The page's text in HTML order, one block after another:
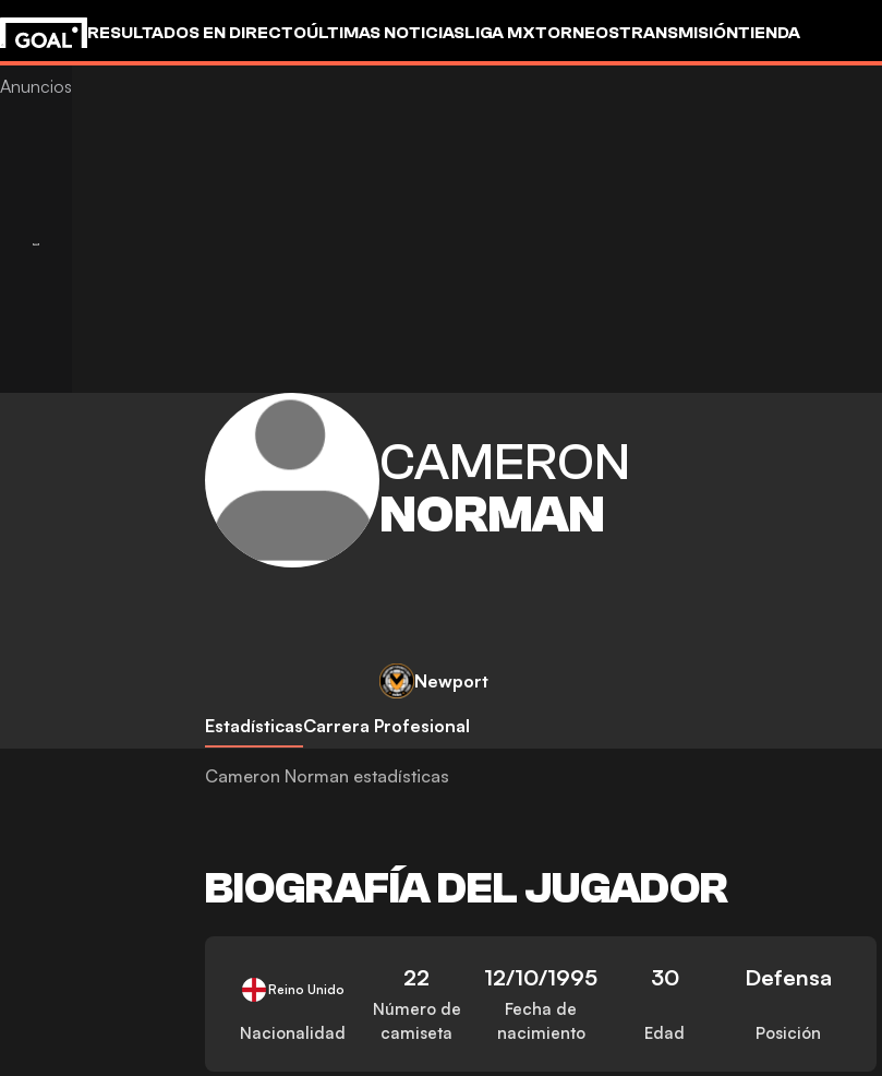
RESULTADOS EN DIRECTOÚLTIMAS NOTICIASLIGA MXTORNEOSTRANSMISIÓNTIENDA
CAMERON
NORMAN
Newport
EstadísticasCarrera Profesional
Cameron Norman estadísticas
BIOGRAFÍA DEL JUGADOR
Reino Unido
Nacionalidad
22
Número de
camiseta
12/10/1995
Fecha de
nacimiento
30
Edad
Defensa
Posición